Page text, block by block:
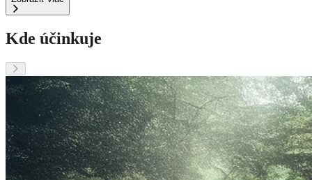
Kde účinkuje